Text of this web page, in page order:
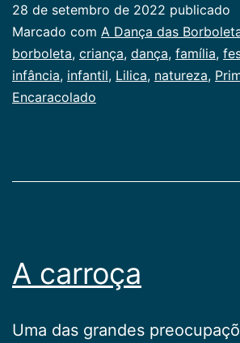
Borboletas
28 de setembro de 2022 publicado
Categorizado
como
Infancia
Marcado com A Dança das
borboleta, criança, dança, família,
infância, infantil, Lilica, natureza,
Encaracolado
A carroça
Uma das grandes